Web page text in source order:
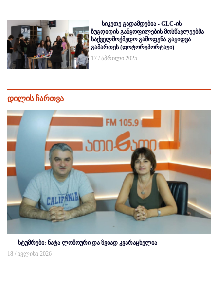
სიკეთე გადამდებია - GLC-ის
ზუგდიდის განყოფილების მოსწავლეებმა
საქველმოქმედო გამოფენა-გაყიდვა
გამართეს (ფოტორეპორტაჟი)
17 / აპრილი 2025
დილის ჩართვა
სტუმრები: ნატა ლომოური და ზვიად კვარაცხელია
18 / ივლისი 2026